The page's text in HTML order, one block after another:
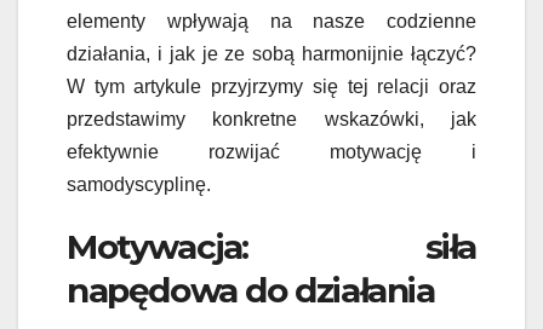
elementy wpływają na nasze codzienne
działania, i jak je ze sobą harmonijnie łączyć?
W tym artykule przyjrzymy się tej relacji oraz
przedstawimy konkretne wskazówki, jak
efektywnie rozwijać motywację i
samodyscyplinę.
Motywacja: siła
napędowa do działania